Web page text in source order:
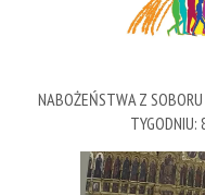
NABOŻEŃSTWA Z